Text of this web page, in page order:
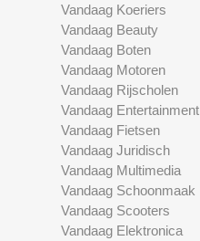
Vandaag Koeriers
Vandaag Beauty
Vandaag Boten
Vandaag Motoren
Vandaag Rijscholen
Vandaag Entertainment
Vandaag Fietsen
Vandaag Juridisch
Vandaag Multimedia
Vandaag Schoonmaak
Vandaag Scooters
Vandaag Elektronica